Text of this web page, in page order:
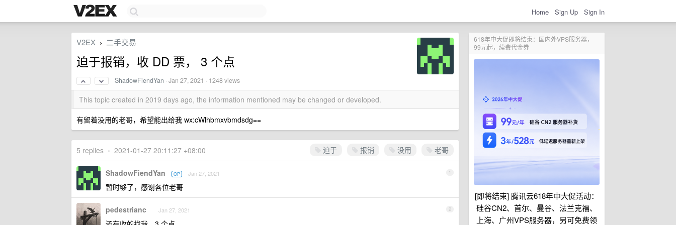
Home Sign Up Sign In
618年中大促即将结束：国内外VPS服务器，
99元起，续费代金券
[即将结束] 腾讯云618年中大促活动：
硅谷CN2、首尔、曼谷、法兰克福、
上海、广州VPS服务器，另可免费领
V2EX › 二手交易
迫于报销，收 DD 票， 3 个点
ShadowFiendYan ·Jan 27, 2021 · 1248 views
This topic created in 2019 days ago, the information mentioned may be changed or developed.
有留着没用的老哥，希望能出给我 wx:cWlhbmxvbmdsdg==
迫于 报销 没用 老哥
5 replies • 2021-01-27 20:11:27 +08:00
1
ShadowFiendYan OP Jan 27, 2021
暂时够了，感谢各位老哥
2
pedestrianc Jan 27, 2021